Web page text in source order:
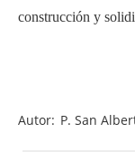
construcción y
Autor: P. San